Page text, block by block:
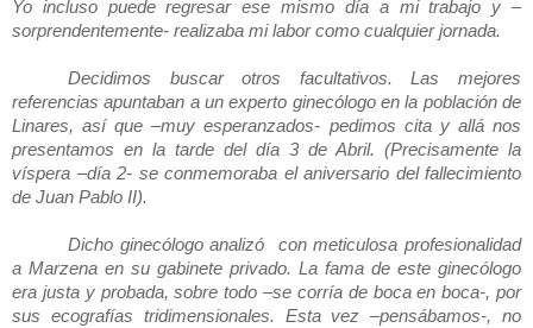
Yo incluso puede regresar ese mismo día a mi trabajo y –
sorprendentemente- realizaba mi labor como cualquier jornada.
Decidimos buscar otros facultativos. Las mejores
referencias apuntaban a un experto ginecólogo en la población de
Linares, así que –muy esperanzados- pedimos cita y allá nos
presentamos en la tarde del día 3 de Abril. (Precisamente la
víspera –día 2- se conmemoraba el aniversario del fallecimiento
de Juan Pablo II).
Dicho ginecólogo analizó con meticulosa profesionalidad
a Marzena en su gabinete privado. La fama de este ginecólogo
era justa y probada, sobre todo –se corría de boca en boca-, por
sus ecografías tridimensionales. Esta vez –pensábamos-, no